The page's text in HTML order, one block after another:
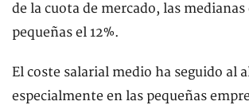
de la cuota de mercado, las medianas
pequeñas el 12%.
El coste salarial medio ha seguido al
especialmente en las pequeñas